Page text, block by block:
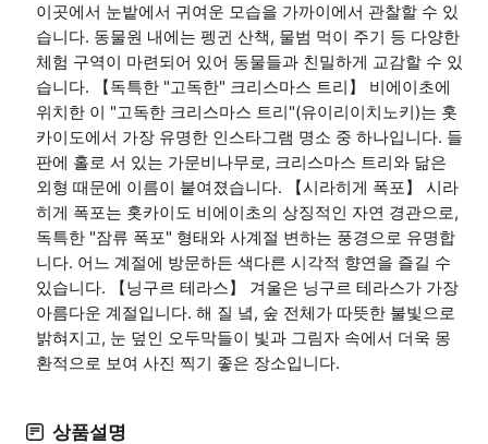
이곳에서 눈밭에서 귀여운 모습을 가까이에서 관찰할 수 있
습니다. 동물원 내에는 펭귄 산책, 물범 먹이 주기 등 다양한
체험 구역이 마련되어 있어 동물들과 친밀하게 교감할 수 있
습니다. 【독특한 "고독한" 크리스마스 트리】 비에이초에
위치한 이 "고독한 크리스마스 트리"(유이리이치노키)는 홋
카이도에서 가장 유명한 인스타그램 명소 중 하나입니다. 들
판에 홀로 서 있는 가문비나무로, 크리스마스 트리와 닮은
외형 때문에 이름이 붙여졌습니다. 【시라히게 폭포】 시라
히게 폭포는 홋카이도 비에이초의 상징적인 자연 경관으로,
독특한 "잠류 폭포" 형태와 사계절 변하는 풍경으로 유명합
니다. 어느 계절에 방문하든 색다른 시각적 향연을 즐길 수
있습니다. 【닝구르 테라스】 겨울은 닝구르 테라스가 가장
아름다운 계절입니다. 해 질 녘, 숲 전체가 따뜻한 불빛으로
밝혀지고, 눈 덮인 오두막들이 빛과 그림자 속에서 더욱 몽
환적으로 보여 사진 찍기 좋은 장소입니다.
상품설명